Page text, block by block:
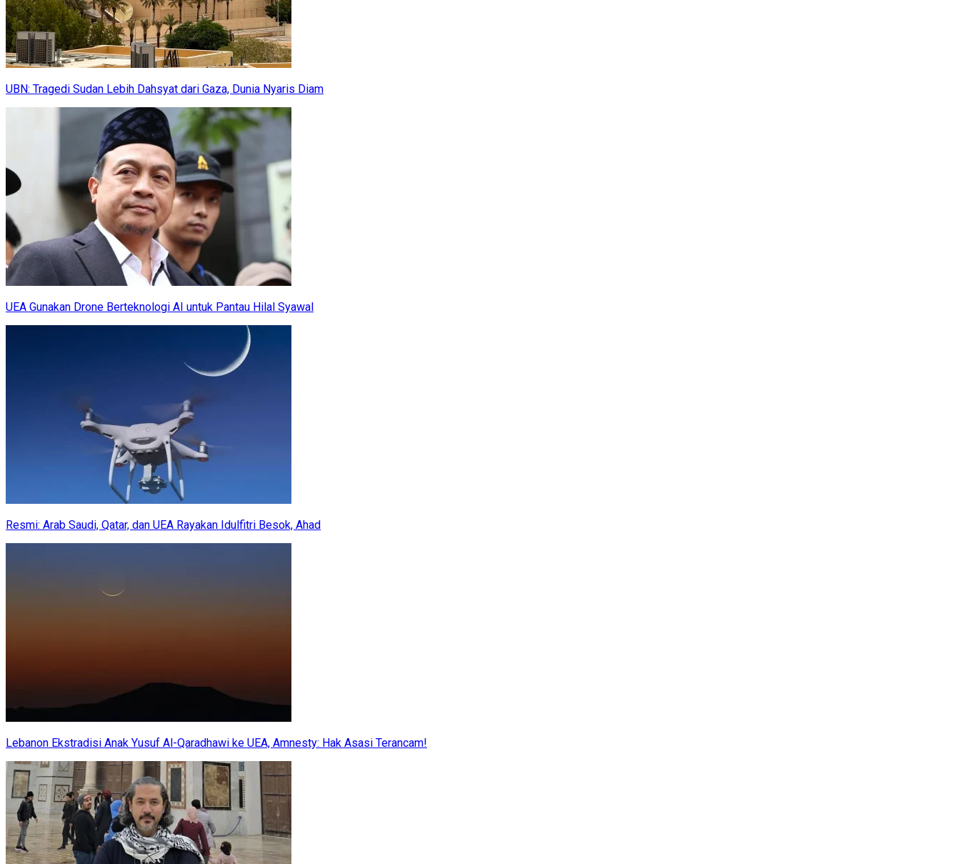
UBN: Tragedi Sudan Lebih Dahsyat dari Gaza, Dunia Nyaris Diam
UEA Gunakan Drone Berteknologi AI untuk Pantau Hilal Syawal
Resmi: Arab Saudi, Qatar, dan UEA Rayakan Idulfitri Besok, Ahad
Lebanon Ekstradisi Anak Yusuf Al-Qaradhawi ke UEA, Amnesty: Hak Asasi Terancam!